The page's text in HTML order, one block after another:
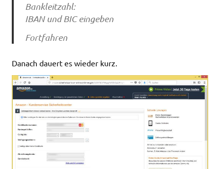
Bankleitzahl:
IBAN und BIC eingeben
Fortfahren
Danach dauert es wieder kurz.